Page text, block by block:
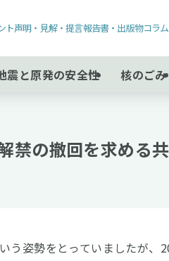
ト声明・見解・提言報告書・出版物コラム
震と原発の安全性 核のごみ
禁の撤回を求める
う姿勢をとっていましたが、